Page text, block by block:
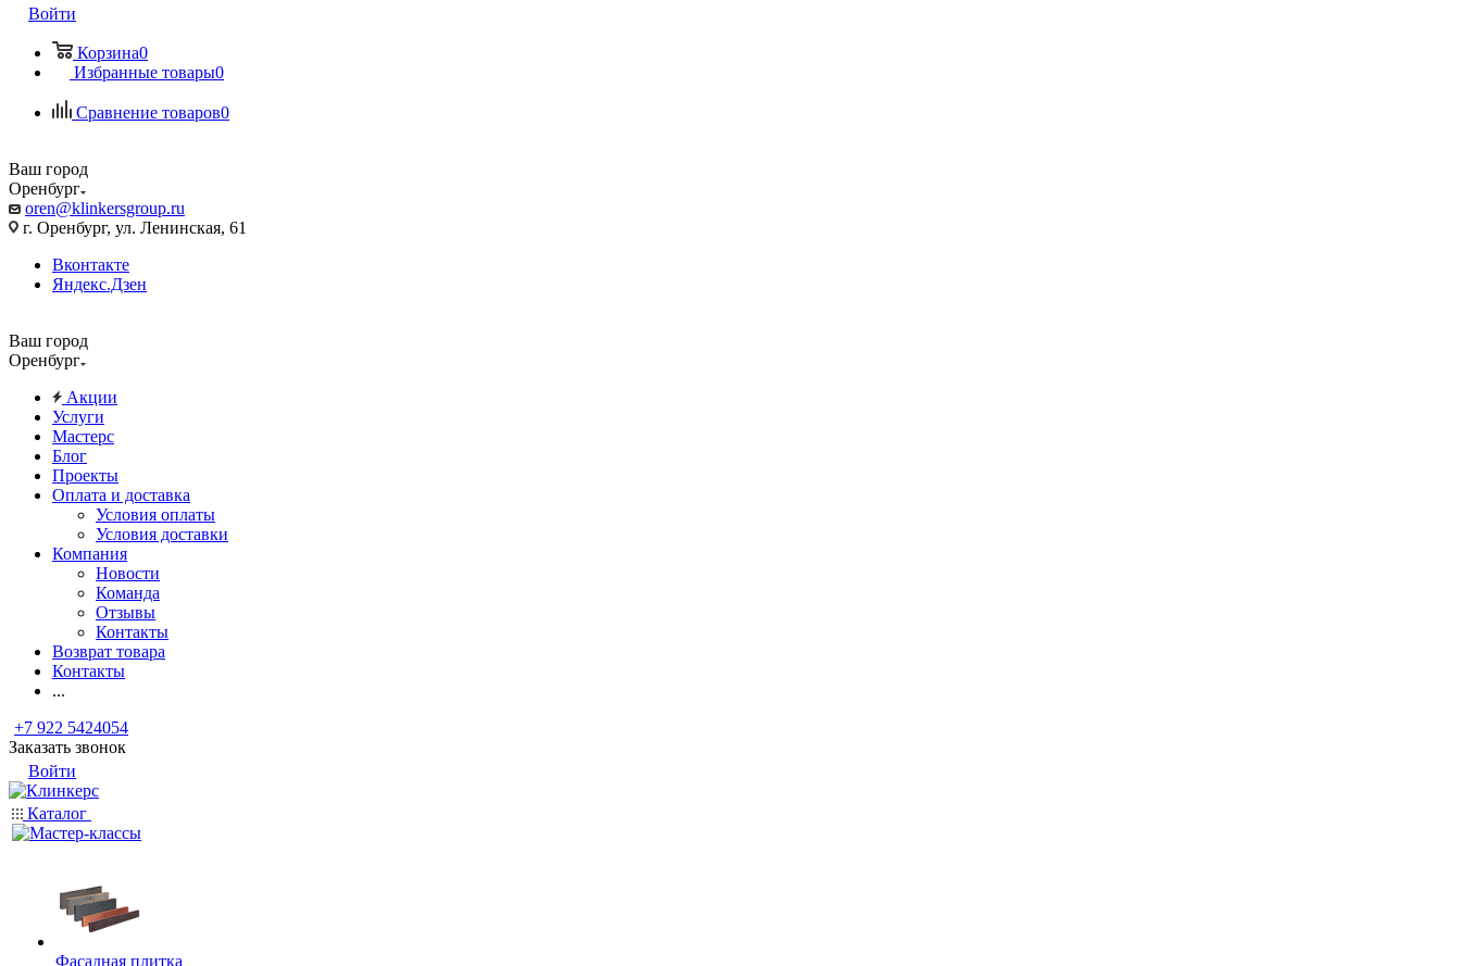
Войти
Корзина0
Избранные товары0
Сравнение товаров0
Ваш город
Оренбург
oren@klinkersgroup.ru
г. Оренбург, ул. Ленинская, 61
Вконтакте
Яндекс.Дзен
Ваш город
Оренбург
Акции
Услуги
Мастерс
Блог
Проекты
Оплата и доставка
Условия оплаты
Условия доставки
Компания
Новости
Команда
Отзывы
Контакты
Возврат товара
Контакты
...
+7 922 5424054
Заказать звонок
Войти
Каталог
Фасадная плитка